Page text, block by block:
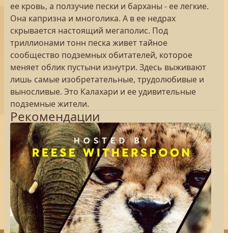
ее кровь, а ползучие пески и барханы - ее легкие.
Она капризна и многолика. А в ее недрах
скрывается настоящий мегаполис. Под
триллионами тонн песка живет тайное
сообщество подземных обитателей, которое
меняет облик пустыни изнутри. Здесь выживают
лишь самые изобретательные, трудолюбивые и
выносливые. Это Калахари и ее удивительные
подземные жители.
Рекомендации